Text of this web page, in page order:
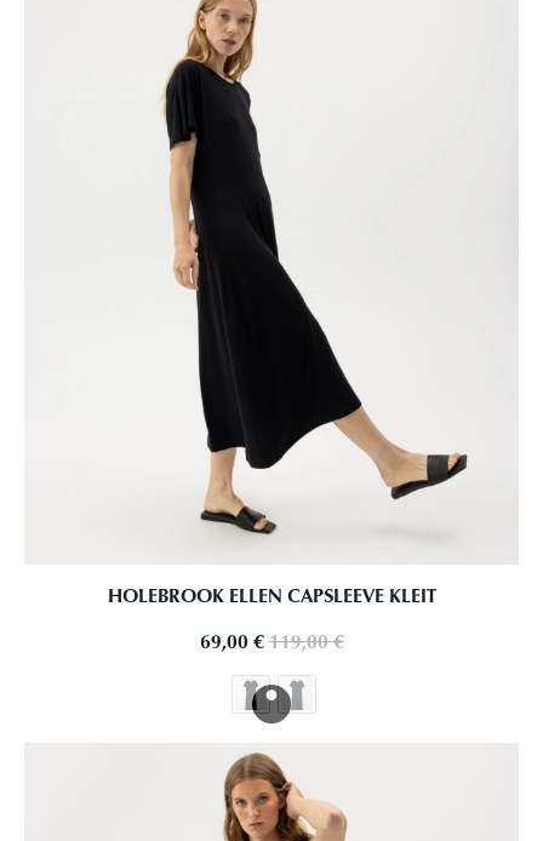
HOLEBROOK ELLEN CAPSLEEVE KLEIT
69,00 €119,00€